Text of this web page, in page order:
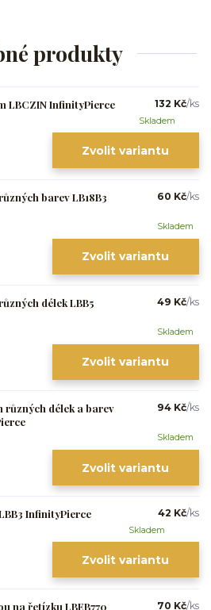
produkty
LBCZIN InfinityPierce 132 Kč/ks
Skladem
Zvolit variantu
barev LB18B3
60 Kč/ks
Skladem
Zvolit variantu
délek LBB5
49 Kč/ks
Skladem
Zvolit variantu
různých délek a barev
94 Kč/ks
Skladem
Zvolit variantu
InfinityPierce 42 Kč/ks
Skladem
Zvolit variantu
na řetízku LBEB770 70 Kč/ks